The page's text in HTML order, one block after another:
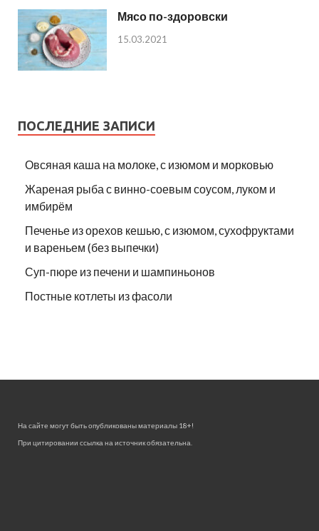
Мясо по-здоровски
15.03.2021
ПОСЛЕДНИЕ ЗАПИСИ
Овсяная каша на молоке, с изюмом и морковью
Жареная рыба с винно-соевым соусом, луком и
имбирём
Печенье из орехов кешью, с изюмом, сухофруктами
и вареньем (без выпечки)
Суп-пюре из печени и шампиньонов
Постные котлеты из фасоли
На сайте могут быть опубликованы материалы 18+!
При цитировании ссылка на источник обязательна.